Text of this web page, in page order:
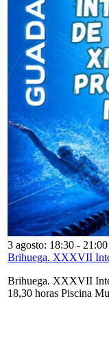
3 agosto: 18:30 - 21:00
Brihuega. XXXVII
Brihuega. XXXVII
18,30 horas Piscina